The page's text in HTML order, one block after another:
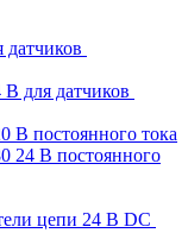
для датчиков
В постоянного тока
24 В постоянного
цепи 24 В DC